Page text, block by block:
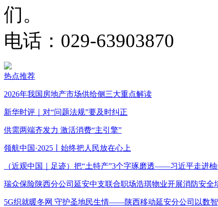
们。
电话：029-63903870
热点推荐
2026年我国房地产市场供给侧三大重点解读
新华时评｜对“问题法规”要及时纠正
供需两端齐发力 激活消费“主引擎”
领航中国·2025丨始终把人民放在心上
（近观中国｜足迹）把“土特产”3个字琢磨透——习近平走进
瑞众保险陕西分公司延安中支联合职场浩琪物业开展消防安全
5G织就暖冬网 守护圣地民生情——陕西移动延安分公司以数